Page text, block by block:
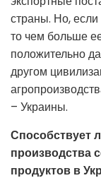
страны. Но, если
то чем больше
положительно
другом
– Украины.
Способствует
производства
продуктов в